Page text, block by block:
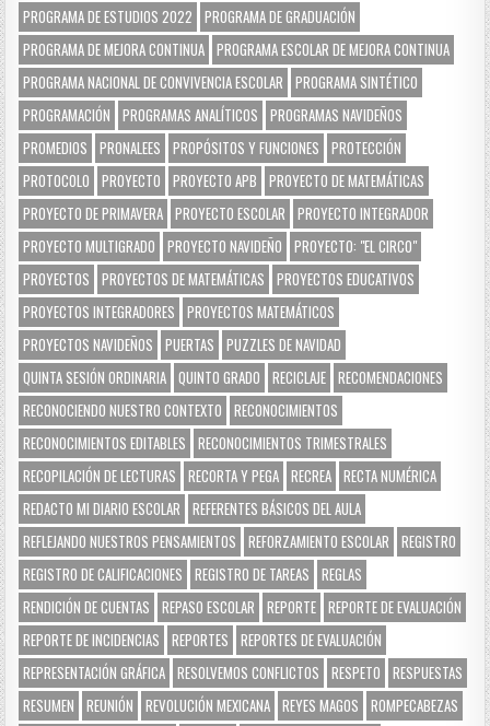
PROGRAMA DE ESTUDIOS 2022
PROGRAMA DE GRADUACIÓN
PROGRAMA DE MEJORA CONTINUA PROGRAMA ESCOLAR DE MEJORA CONTINUA
PROGRAMA NACIONAL DE CONVIVENCIA ESCOLAR
PROGRAMA SINTÉTICO
PROGRAMACIÓN
PROGRAMAS ANALÍTICOS
PROGRAMAS NAVIDEÑOS
PROMEDIOS
PRONALEES PROPÓSITOS Y FUNCIONES
PROTECCIÓN
PROTOCOLO
PROYECTO PROYECTO APB
PROYECTO DE MATEMÁTICAS
PROYECTO DE PRIMAVERA PROYECTO ESCOLAR
PROYECTO INTEGRADOR
PROYECTO MULTIGRADO
PROYECTO NAVIDEÑO
PROYECTO: "EL CIRCO"
PROYECTOS
PROYECTOS DE MATEMÁTICAS
PROYECTOS EDUCATIVOS
PROYECTOS INTEGRADORES
PROYECTOS MATEMÁTICOS
PROYECTOS NAVIDEÑOS
PUERTAS
PUZZLES DE NAVIDAD
QUINTA SESIÓN ORDINARIA QUINTO GRADO RECICLAJE RECOMENDACIONES
RECONOCIENDO NUESTRO CONTEXTO
RECONOCIMIENTOS
RECONOCIMIENTOS EDITABLES
RECONOCIMIENTOS TRIMESTRALES
RECOPILACIÓN DE LECTURAS
RECORTA Y PEGA RECREA RECTA NUMÉRICA
REDACTO MI DIARIO ESCOLAR
REFERENTES BÁSICOS DEL AULA
REFLEJANDO NUESTROS PENSAMIENTOS
REFORZAMIENTO ESCOLAR
REGISTRO
REGISTRO DE CALIFICACIONES
REGISTRO DE TAREAS
REGLAS
RENDICIÓN DE CUENTAS
REPASO ESCOLAR REPORTE REPORTE DE EVALUACIÓN
REPORTE DE INCIDENCIAS
REPORTES
REPORTES DE EVALUACIÓN
REPRESENTACIÓN GRÁFICA RESOLVEMOS CONFLICTOS RESPETO
RESPUESTAS
RESUMEN
REUNIÓN REVOLUCIÓN MEXICANA REYES MAGOS
ROMPECABEZAS